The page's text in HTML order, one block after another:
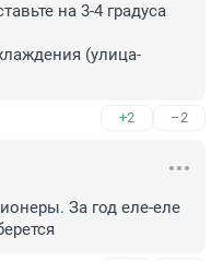
на 3-4 градуса
(улица-
+2 –2
За год еле-еле